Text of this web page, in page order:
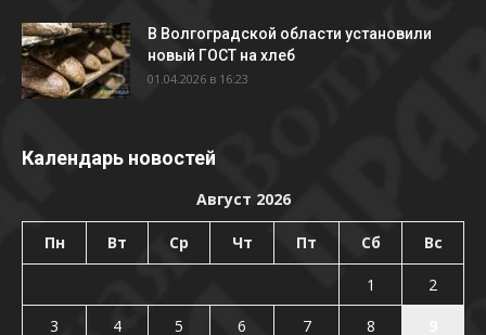
В Волгоградской области установили
новый ГОСТ на хлеб
01.04.2026 в 16:23
Календарь новостей
Август 2026
Пн Вт Ср Чт Пт Сб Вс
1
2
3
4 5 6 7 8